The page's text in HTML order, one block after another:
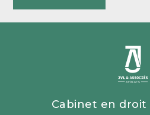
Cabinet en droit